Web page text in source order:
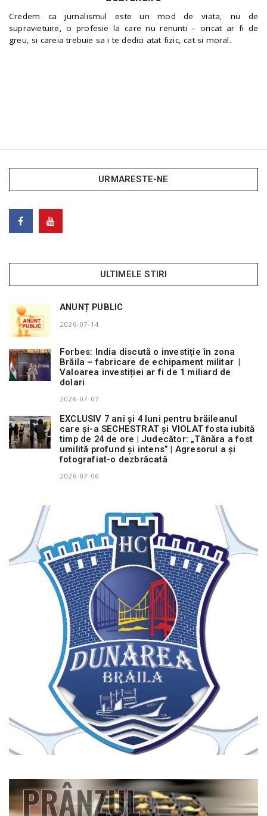
Credem ca jurnalismul este un mod de viata, nu de
supravietuire, o profesie la care nu renunti – oricat ar fi de
greu, si careia trebuie sa i te dedici atat fizic, cat si moral.
URMARESTE-NE
ULTIMELE STIRI
ANUNȚ PUBLIC
2026-07-14
Forbes: India discută o investiție în zona
Brăila – fabricare de echipament militar |
Valoarea investiției ar fi de 1 miliard de
dolari
2026-07-07
EXCLUSIV 7 ani și 4 luni pentru brăileanul
care și-a SECHESTRAT și VIOLAT fosta iubită
timp de 24 de ore | Judecător: „Tânăra a fost
umilită profund și intens” | Agresorul a și
fotografiat-o dezbrăcată
2026-07-06